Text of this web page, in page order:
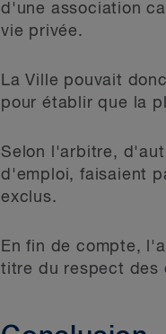
d'une association
vie privée.
La Ville pouvait
pour établir que la
Selon l'arbitre,
d'emploi, faisaient
exclus.
En fin de compte,
titre du respect des